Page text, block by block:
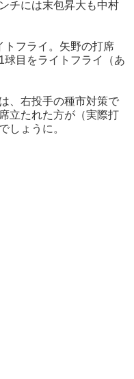
チには末包昇大も中村
トフライ。矢野の打席
球目をライトフライ（あ
、右投手の種市対策で
立たれた方が（実際打
しょうに。